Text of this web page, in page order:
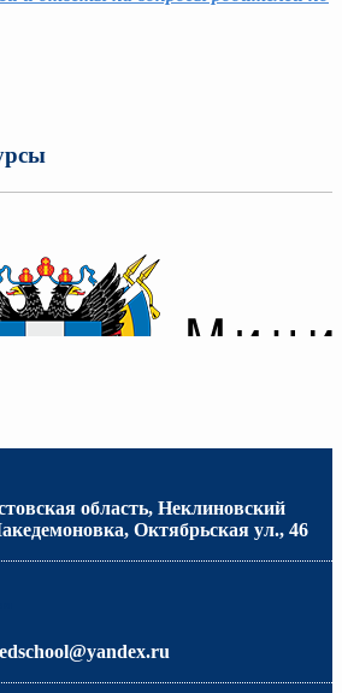
область, Неклиновский
Октябрьская ул., 46